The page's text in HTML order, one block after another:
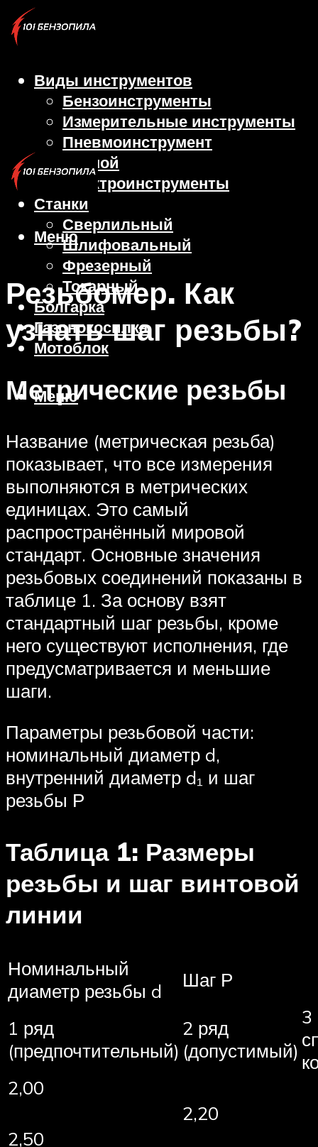
Виды инструментов
Бензоинструменты
Измерительные инструменты
Пневмоинструмент
Ручной
Электроинструменты
Станки
Сверлильный
Шлифовальный
Фрезерный
Токарный
Болгарка
Газонокосилка
Мотоблок
Меню
Меню
Резьбомер. Как
узнать шаг резьбы?
Метрические резьбы
Название (метрическая резьба)
показывает, что все измерения
выполняются в метрических
единицах. Это самый
распространённый мировой
стандарт. Основные значения
резьбовых соединений показаны в
таблице 1. За основу взят
стандартный шаг резьбы, кроме
него существуют исполнения, где
предусматривается и меньшие
шаги.
Параметры резьбовой части:
номинальный диаметр d,
внутренний диаметр d₁ и шаг
резьбы Р
Таблица 1: Размеры
резьбы и шаг винтовой
линии
Номинальный
диаметр резьбы d
Шаг Р
1 ряд
(предпочтительный)
2 ряд
(допустимый)
3
2,00
2,20
2,50